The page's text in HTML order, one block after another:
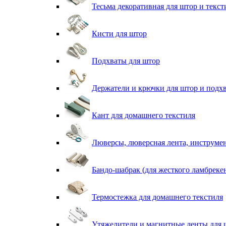
Тесьма декоративная для штор и
Кисти для штор
Подхваты для штор
Держатели и крючки для штор и
Кант для домашнего текстиля
Люверсы, люверсная лента,
Бандо-шабрак (для жесткого
Термостежка для домашнего текстиля
Утяжелители и магнитные ленты для